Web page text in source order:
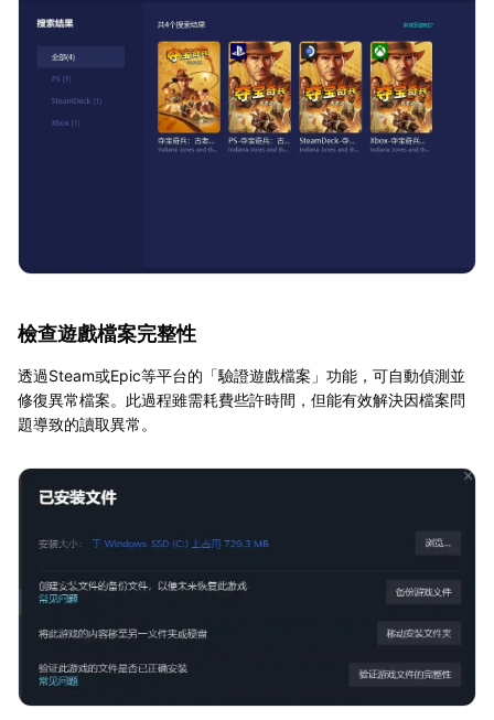
檢查遊戲檔案完整性
透過Steam或Epic等平台的「驗證遊戲檔案」功能，可自動偵測並
修復異常檔案。此過程雖需耗費些許時間，但能有效解決因檔案問
題導致的讀取異常。